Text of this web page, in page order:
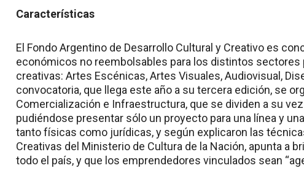
Características
El Fondo Argentino de Desarrollo Cultural y Creativo es
económicos no reembolsables para los distintos
creativas: Artes Escénicas, Artes Visuales, Audiovisual,
convocatoria, que llega este año a su tercera edición, se
Comercialización e Infraestructura, que se dividen a su
pudiéndose presentar sólo un proyecto para una línea y
tanto físicas como jurídicas, y según explicaron las
Creativas del Ministerio de Cultura de la Nación, apunta a
todo el país, y que los emprendedores vinculados sean